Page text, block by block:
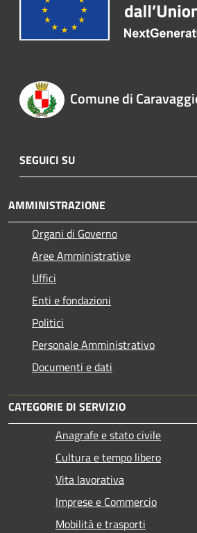
Comune di
SEGUICI SU
AMMINISTRAZIONE
Organi di Governo
Aree Amministrative
Uffici
Enti e fondazioni
Politici
Personale Amministrativo
Documenti e dati
CATEGORIE DI SERVIZIO
Anagrafe e stato civile
Cultura e tempo libero
Vita lavorativa
Imprese e Commercio
Mobilità e trasporti